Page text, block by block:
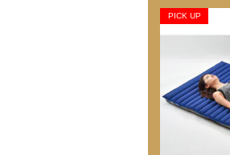
PICK UP